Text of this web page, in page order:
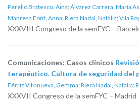
Perelló Bratescu, Aina; Álvarez Carrera, María
Manresa Font, Anna; Riera Nadal, Natàlia; Vila
XXXVIII Congreso de la semFYC –
Comunicaciones: Casos clínicos
terapéutico. Cultura de seguridad del
Férriz Villanueva, Gemma; Riera Nadal, Natàlia;
XXXVII Congreso de la semFYC – Madrid